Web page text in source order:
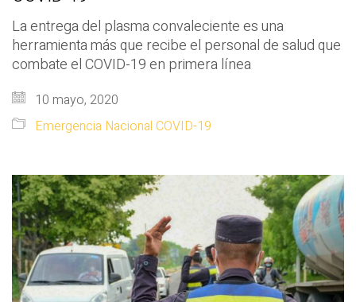
La entrega del plasma convaleciente es una
herramienta más que recibe el personal de salud que
combate el COVID-19 en primera línea
10 mayo, 2020
Emergencia Nacional COVID-19